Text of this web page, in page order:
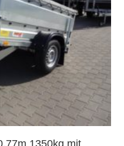
1350kg mit